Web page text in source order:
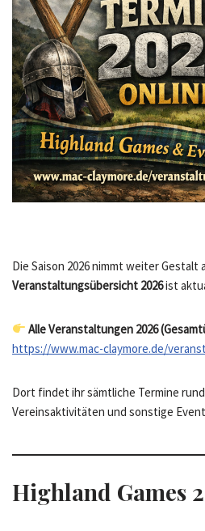
Die Saison 2026 nimmt weiter Gestalt
Veranstaltungsübersicht 2026ist
Alle Veranstaltungen 2026
https://www.mac-claymore.de/
Dort findet ihr sämtliche Termine
Vereinsaktivitäten und sonstige
Highland Games